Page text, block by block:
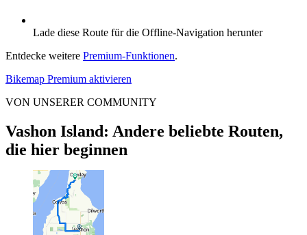
Lade diese Route für die Offline-Navigation herunter
Entdecke weitere Premium-Funktionen.
Bikemap Premium aktivieren
VON UNSERER COMMUNITY
Vashon Island: Andere beliebte Routen,
die hier beginnen